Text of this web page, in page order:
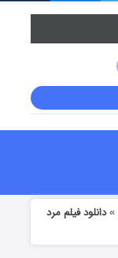
»دانلود فیلم مرد